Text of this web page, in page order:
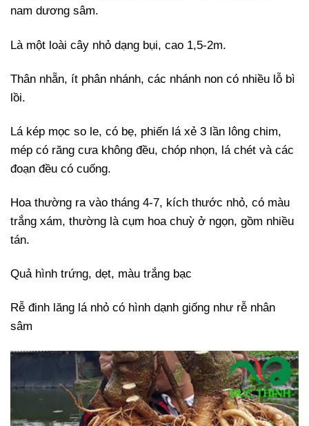
nam dương sâm.
Là một loài cây nhỏ dạng bụi, cao 1,5-2m.
Thân nhẵn, ít phân nhánh, các nhánh non có nhiều lỗ bì
lồi.
Lá kép mọc so le, có bẹ, phiến lá xẻ 3 lần lông chim,
mép có răng cưa không đều, chóp nhọn, lá chét và các
đoạn đều có cuống.
Hoa thường ra vào tháng 4-7, kích thước nhỏ, có màu
trắng xám, thường là cụm hoa chuỳ ở ngọn, gồm nhiều
tán.
Quả hình trứng, dẹt, màu trắng bạc
Rễ đinh lăng lá nhỏ có hình dạnh giống như rễ nhân
sâm